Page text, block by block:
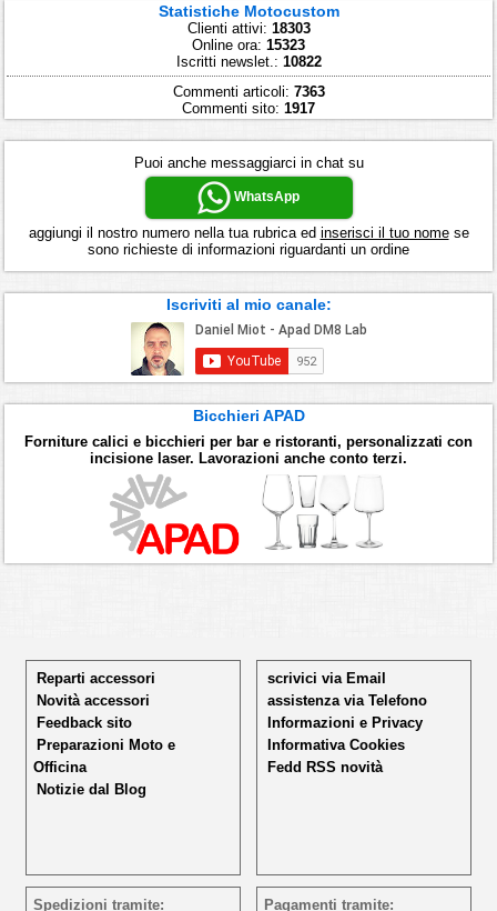
Statistiche Motocustom
Clienti attivi: 18303
Online ora: 15323
Iscritti newslet.: 10822
Commenti articoli: 7363
Commenti sito: 1917
Puoi anche messaggiarci in chat su
WhatsApp
aggiungi il nostro numero nella tua rubrica ed inserisci il tuo nomese
sono richieste di informazioni riguardanti un ordine
Iscriviti al mio canale:
Bicchieri APAD
Forniture calici e bicchieri per bar e ristoranti, personalizzati con
incisione laser. Lavorazioni anche conto terzi.
Reparti accessori
Novità accessori
Feedback sito
Preparazioni Moto e
Officina
Notizie dal Blog
scrivici via Email
assistenza via Telefono
Informazioni e Privacy
Informativa Cookies
Fedd RSS novità
Spedizioni tramite: Pagamenti tramite: